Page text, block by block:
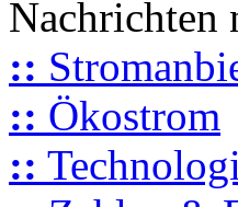
Nachrichten
::
:: Ökostrom
::